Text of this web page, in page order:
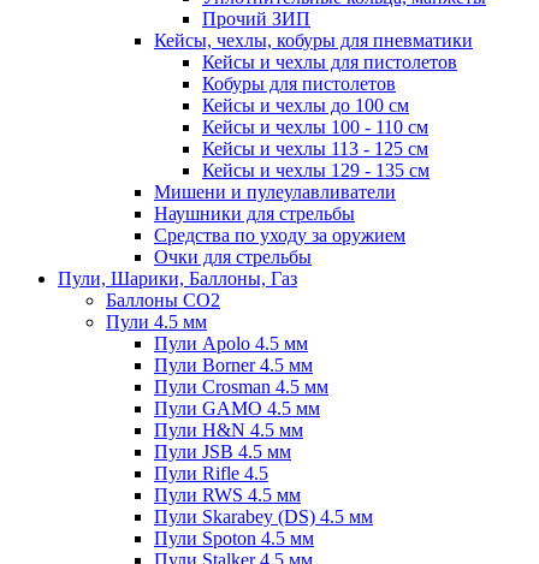
Прочий ЗИП
Кейсы, чехлы, кобуры для пневматики
Кейсы и чехлы для пистолетов
Кобуры для пистолетов
Кейсы и чехлы до 100 см
Кейсы и чехлы 100 - 110 см
Кейсы и чехлы 113 - 125 см
Кейсы и чехлы 129 - 135 см
Мишени и пулеулавливатели
Наушники для стрельбы
Средства по уходу за оружием
Очки для стрельбы
Пули, Шарики, Баллоны, Газ
Баллоны CO2
Пули 4.5 мм
Пули Apolo 4.5 мм
Пули Borner 4.5 мм
Пули Crosman 4.5 мм
Пули GAMO 4.5 мм
Пули H&N 4.5 мм
Пули JSB 4.5 мм
Пули Rifle 4.5
Пули RWS 4.5 мм
Пули Skarabey (DS) 4.5 мм
Пули Spoton 4.5 мм
Пули Stalker 4.5 мм